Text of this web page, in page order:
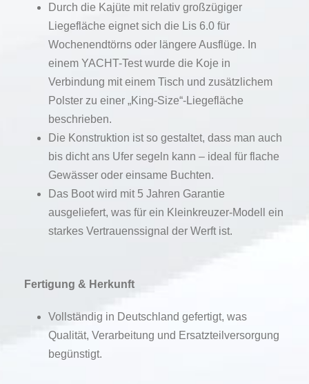
Durch die Kajüte mit relativ großzügiger
Liegefläche eignet sich die Lis 6.0 für
Wochenendtörns oder längere Ausflüge. In
einem YACHT-Test wurde die Koje in
Verbindung mit einem Tisch und zusätzlichem
Polster zu einer „King-Size“-Liegefläche
beschrieben.
Die Konstruktion ist so gestaltet, dass man auch
bis dicht ans Ufer segeln kann – ideal für flache
Gewässer oder einsame Buchten.
Das Boot wird mit 5 Jahren Garantie
ausgeliefert, was für ein Kleinkreuzer-Modell ein
starkes Vertrauenssignal der Werft ist.
Fertigung & Herkunft
Vollständig in Deutschland gefertigt, was
Qualität, Verarbeitung und Ersatzteilversorgung
begünstigt.